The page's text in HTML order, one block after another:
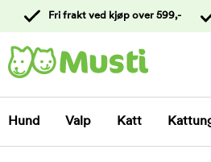
kundeservice
Fri frakt ved kjøp over 599,-
Hund Valp Katt